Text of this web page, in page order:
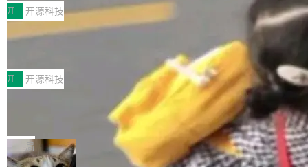
MPComm将作为一种传输引擎接入Mooncake T
ENT，实现零拷贝传输性能提升30%、非零拷贝
传输性能最高提升5倍。UCL-MPComm底层基
于自研UCL-Engine通信引擎，后续腾讯网平将
持续开源更多基于UCL-Engine的高性能通信组
件。 腾讯网平团队在UCL-MPComm中实现了一
个独立于业务线程的全局通信引擎（Engine），
型案例入选名单》，深信服“面向企业研发场景的
开源 AI 编程平台 CoStrict 应用”凭借卓越的技术
创新与落地成效成功入选。 全链路私有化部署，
助力企业AI研发安全落地 当前，越来越多企业已
经开始引入 AI Coding 工具，通过调用公有云模
型或企业内部部署模型提升研发效率。但随着 AI
Coding 从个人辅助工具逐步走向团队级、组织
级应用，企业在规模化落地过程中，对安全性、
可控性和代码质量提出了更高要求。 首先是数据
安全与合规要求。对于大多数普通研发场景，公
开 开源科技
深信服AI算力网关入选工信部人工智能
前不久，工业和信息化部正式发布《2025年人工
智能应用典型案例名单》，集中展示人工智能在
各领域的应用成果，覆盖技术底座、行业赋能、
产品应用、支撑保障、专题等五大方向。深信服
AI算力网关（AI创新平台）成功入选！ 随着各行
各业的Agent走向规模化建设，算力构成形态逐
渐丰富，用户关注的重点也在发生变化：不只是
开 开源科技
Jeff Dean 离开 Google：一个时代的结
束，一个实验室的开始
Google 员工编号 20。MapReduce 作者之一。
Bigtable 作者之一。TensorFlow 的作者之一。
Gemini 的架构师。Google 首席科学家。 Jeff D
局